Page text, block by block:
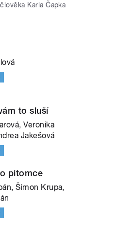
Karla Čapka
to sluší
Veronika
Jakešová
pitomce
Šimon Krupa,